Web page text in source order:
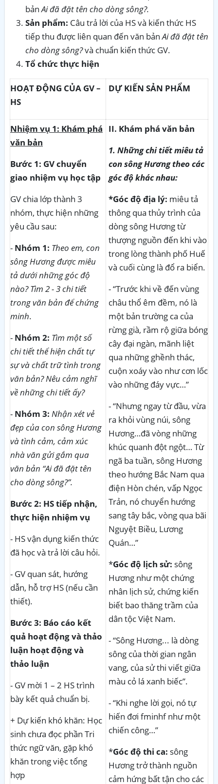
bảnAi đã đặt tên cho dòng sông?.
Sản phẩm: Câu trả lời của HS và kiến thức HS
tiếp thu được liên quan đến văn bảnAi đã đặt tên
cho dòng sông?và chuẩn kiến thức GV.
Tổ chức thực hiện
HOẠT ĐỘNG CỦA GV –
HS
DỰ KIẾN SẢN PHẨM
Nhiệm vụ 1: Khám phá
văn bản
Bước 1: GV chuyển
giao nhiệm vụ học tập
GV chia lớp thành 3
nhóm, thực hiện những
yêu cầu sau:
- Nhóm 1: Theo em, con
sông Hương được miêu
tả dưới những góc độ
nào? Tìm 2 - 3 chi tiết
trong văn bản để chứng
minh.
- Nhóm 2: Tìm một số
chi tiết thể hiện chất tự
sự và chất trữ tình trong
văn bản? Nêu cảm nghĩ
về những chi tiết ấy?
- Nhóm 3: Nhận xét vẻ
đẹp của con sông Hương
và tình cảm, cảm xúc
nhà văn gửi gắm qua
văn bản “Ai đã đặt tên
cho dòng sông?”.
Bước 2: HS tiếp nhận,
thực hiện nhiệm vụ
- HS vận dụng kiến thức
đã học và trả lời câu hỏi.
- GV quan sát, hướng
dẫn, hỗ trợ HS (nếu cần
thiết).
Bước 3: Báo cáo kết
quả hoạt động và thảo
luận hoạt động và
thảo luận
- GV mời 1 – 2 HS trình
bày kết quả chuẩn bị.
+ Dự kiến khó khăn: Học
sinh chưa đọc phần Tri
thức ngữ văn, gặp khó
khăn trong việc tổng
hợp
II. Khám phá văn bản
1. Những chi tiết miêu tả
con sông Hương theo các
góc độ khác nhau:
*Góc độ địa lý: miêu tả
thông qua thủy trình của
dòng sông Hương từ
thượng nguồn đến khi vào
trong lòng thành phố Huế
và cuối cùng là đổ ra biển.
- “Trước khi về đến vùng
châu thổ êm đềm, nó là
một bản trường ca của
rừng già, rầm rộ giữa bóng
cây đại ngàn, mãnh liệt
qua những ghềnh thác,
cuộn xoáy vào như cơn lốc
vào những đáy vực…”
- “Nhưng ngay từ đầu, vừa
ra khỏi vùng núi, sông
Hương…đã vòng những
khúc quanh đột ngột… Từ
ngã ba tuần, sông Hương
theo hướng Bắc Nam qua
điện Hòn chén, vấp Ngọc
Trản, nó chuyển hướng
sang tây bắc, vòng qua bãi
Nguyệt Biều, Lương
Quán…”
*Góc độ lịch sử: sông
Hương như một chứng
nhân lịch sử, chứng kiến
biết bao thăng trầm của
dân tộc Việt Nam.
- “Sông Hương... là dòng
sông của thời gian ngân
vang, của sử thi viết giữa
màu cỏ lá xanh biếc”.
- “Khi nghe lời gọi, nó tự
hiến đơi fminhf như một
chiến công…”
*Góc độ thi ca: sông
Hương trở thành nguồn
cảm hứng bất tận cho các